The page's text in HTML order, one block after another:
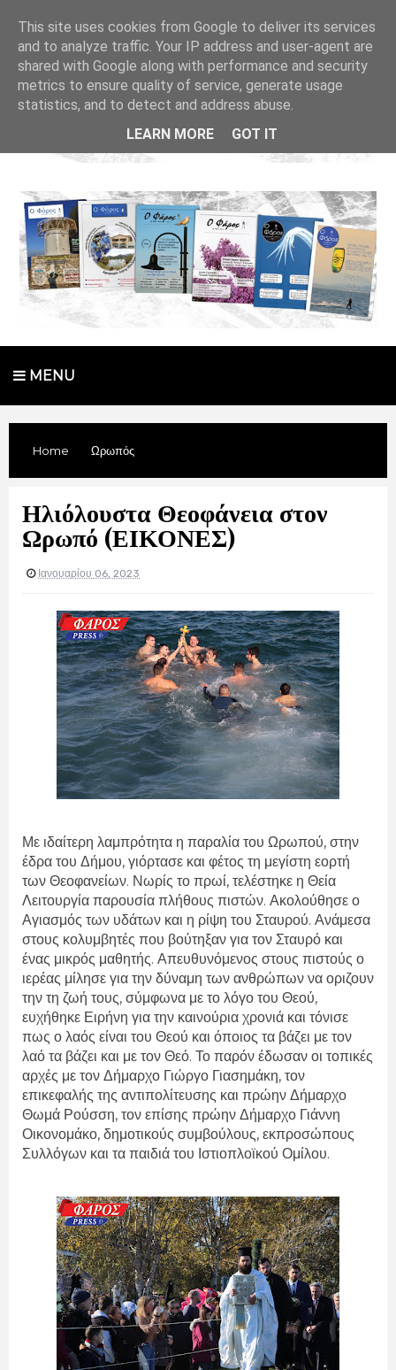
MENU
Home Ωρωπός
Ηλιόλουστα Θεοφάνεια στον
Ωρωπό (ΕΙΚΟΝΕΣ)
Ιανουαρίου 06, 2023
Με ιδαίτερη λαμπρότητα η παραλία του Ωρωπού, στην
έδρα του Δήμου, γιόρτασε και φέτος τη μεγίστη εορτή
των Θεοφανείων. Νωρίς το πρωί, τελέστηκε η Θεία
Λειτουργία παρουσία πλήθους πιστών. Ακολούθησε ο
Αγιασμός των υδάτων και η ρίψη του Σταυρού. Ανάμεσα
στους κολυμβητές που βούτηξαν για τον Σταυρό και
ένας μικρός μαθητής. Απευθυνόμενος στους πιστούς ο
ιερέας μίλησε για την δύναμη των ανθρώπων να οριζουν
την τη ζωή τους, σύμφωνα με το λόγο του Θεού,
ευχήθηκε Ειρήνη για την καινούρια χρονιά και τόνισε
πως ο λαός είναι του Θεού και όποιος τα βάζει με τον
λαό τα βάζει και με τον Θεό. Το παρόν έδωσαν οι τοπικές
αρχές με τον Δήμαρχο Γιώργο Γιασημάκη, τον
επικεφαλής της αντιπολίτευσης και πρώην Δήμαρχο
Θωμά Ρούσση, τον επίσης πρώην Δήμαρχο Γιάννη
Οικονομάκο, δημοτικούς συμβούλους, εκπροσώπους
Συλλόγων και τα παιδιά του Ιστιοπλοϊκού Ομίλου.
This site uses cookies from Google to deliver its services
and to analyze traffic. Your IP address and user-agent are
shared with Google along with performance and security
metrics to ensure quality of service, generate usage
statistics, and to detect and address abuse.
LEARN MORE
GOT IT